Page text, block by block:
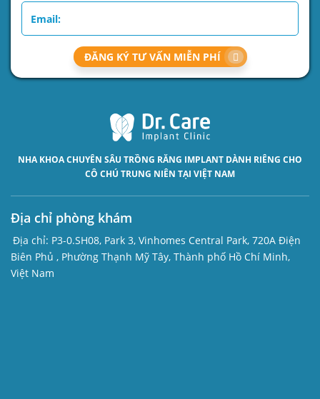
ĐĂNG KÝ TƯ VẤN MIỄN PHÍ
NHA KHOA CHUYÊN SÂU TRỒNG RĂNG IMPLANT DÀNH RIÊNG CHO
CÔ CHÚ TRUNG NIÊN TẠI VIỆT NAM
Địa chỉ phòng khám
Địa chỉ: P3-0.SH08, Park 3, Vinhomes Central Park, 720A Điện
Biên Phủ , Phường Thạnh Mỹ Tây, Thành phố Hồ Chí Minh,
Việt Nam